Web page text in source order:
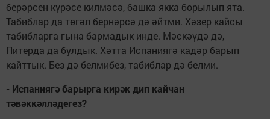
берәрсен күрәсе килмәсә, башка якка борылып ята.
Табиблар да төгәл бернәрсә дә әйтми. Хәзер кайсы
табибларга гына бармадык инде. Мәскәүдә дә,
Питерда да булдык. Хәтта Испаниягә кадәр барып
кайттык. Без дә белмибез, табиблар дә белми.
- Испаниягә барырга кирәк дип кайчан
тәвәккәлләдегез?